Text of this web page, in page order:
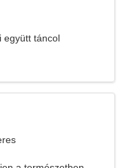
együtt táncol